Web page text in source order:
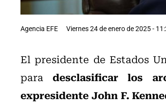
Agencia EFE Viernes 24 de enero de 2025 -
El presidente de Estados
paradesclasificar los
expresidente John F.